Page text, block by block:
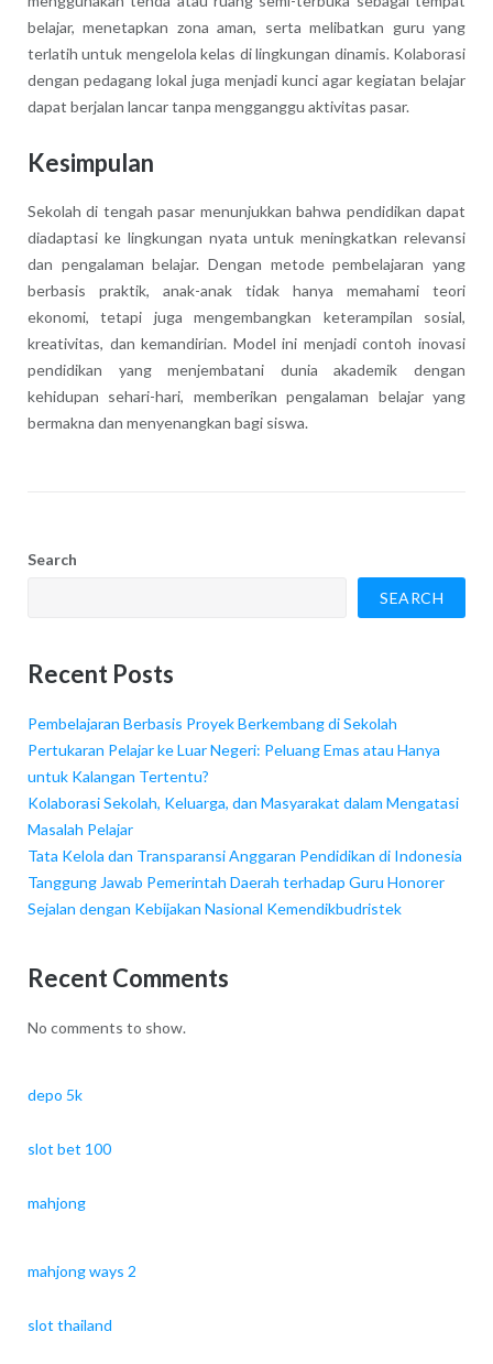
belajar, menetapkan zona aman, serta melibatkan guru yang
terlatih untuk mengelola kelas di lingkungan dinamis. Kolaborasi
dengan pedagang lokal juga menjadi kunci agar kegiatan belajar
dapat berjalan lancar tanpa mengganggu aktivitas pasar.
Kesimpulan
Sekolah di tengah pasar menunjukkan bahwa pendidikan dapat
diadaptasi ke lingkungan nyata untuk meningkatkan relevansi
dan pengalaman belajar. Dengan metode pembelajaran yang
berbasis praktik, anak-anak tidak hanya memahami teori
ekonomi, tetapi juga mengembangkan keterampilan sosial,
kreativitas, dan kemandirian. Model ini menjadi contoh inovasi
pendidikan yang menjembatani dunia akademik dengan
kehidupan sehari-hari, memberikan pengalaman belajar yang
bermakna dan menyenangkan bagi siswa.
Search
SEARCH
Recent Posts
Pembelajaran Berbasis Proyek Berkembang di Sekolah
Pertukaran Pelajar ke Luar Negeri: Peluang Emas atau Hanya
untuk Kalangan Tertentu?
Kolaborasi Sekolah, Keluarga, dan Masyarakat dalam Mengatasi
Masalah Pelajar
Tata Kelola dan Transparansi Anggaran Pendidikan di Indonesia
Tanggung Jawab Pemerintah Daerah terhadap Guru Honorer
Sejalan dengan Kebijakan Nasional Kemendikbudristek
Recent Comments
No comments to show.
depo 5k
slot bet 100
mahjong
mahjong ways 2
slot thailand